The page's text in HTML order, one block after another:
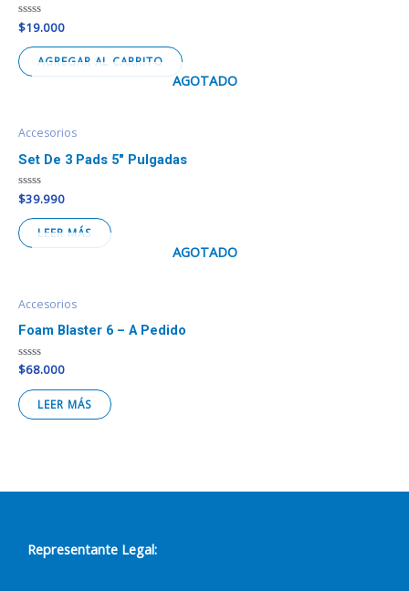
Valorado
en
0
de
5
$19.000
AGREGAR AL CARRITO
AGOTADO
Accesorios
Set De 3 Pads 5″ Pulgadas
Valorado
en
0
de
5
$39.990
LEER MÁS
AGOTADO
Accesorios
Foam Blaster 6 – A Pedido
Valorado
en
0
de
5
$68.000
LEER MÁS
Representante Legal: